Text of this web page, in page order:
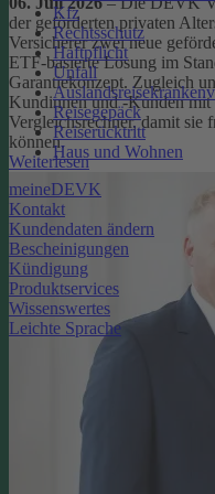
Kfz
Rechtsschutz
Haftpflicht
Unfall
Reisegepäck
Reiserücktritt
Haus und Wohnen
meineDEVK
Kontakt
Kundendaten ändern
Bescheinigungen
Kündigung
Produktservices
Wissenswertes
Leichte Sprache
der geförderten privaten
Versicherer zwei neue
ETF-basierte Lösung im
Garantiekonzept. Zugleich
Kundinnen und -Kunden
Vergleichsrechner, damit sie
können.
Weiterlesen